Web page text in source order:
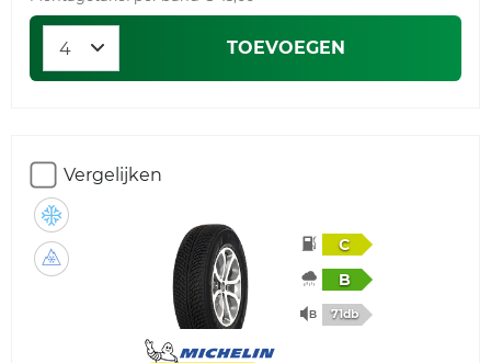
TOEVOEGEN
Vergelijken
C
B
71db